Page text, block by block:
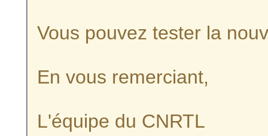
Vous pouvez tester la
En vous remerciant,
L'équipe du CNRTL